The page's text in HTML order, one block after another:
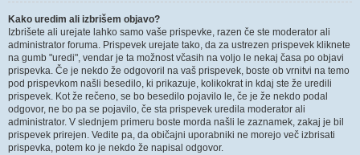
Kako uredim ali izbrišem objavo?
Izbrišete ali urejate lahko samo vaše prispevke, razen če ste moderator ali
administrator foruma. Prispevek urejate tako, da za ustrezen prispevek kliknete
na gumb "uredi", vendar je ta možnost včasih na voljo le nekaj časa po objavi
prispevka. Če je nekdo že odgovoril na vaš prispevek, boste ob vrnitvi na temo
pod prispevkom našli besedilo, ki prikazuje, kolikokrat in kdaj ste že uredili
prispevek. Kot že rečeno, se bo besedilo pojavilo le, če je že nekdo podal
odgovor, ne bo pa se pojavilo, če sta prispevek uredila moderator ali
administrator. V slednjem primeru boste morda našli le zaznamek, zakaj je bil
prispevek prirejen. Vedite pa, da običajni uporabniki ne morejo več izbrisati
prispevka, potem ko je nekdo že napisal odgovor.